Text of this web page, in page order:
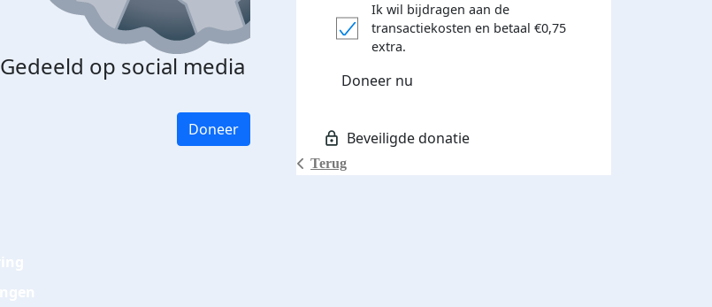
Gedeeld op social media
Doneer
Terug
Ik wil bijdragen aan de
transactiekosten en betaal €0,75
extra.
Doneer nu